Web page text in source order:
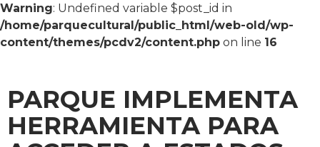
Warning: Undefined variable $post_id in
/home/parquecultural/public_html/web-old/wp-
content/themes/pcdv2/content.php on line 16
PARQUE IMPLEMENTA
HERRAMIENTA PARA